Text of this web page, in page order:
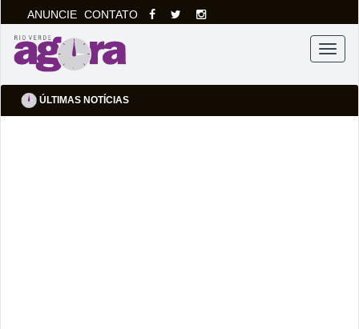
ANUNCIE CONTATO
Menu
ÚLTIMAS NOTÍCIAS